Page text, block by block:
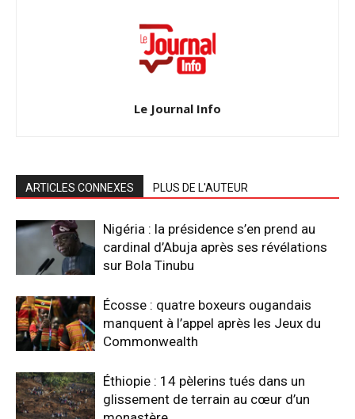
Le Journal Info
ARTICLES CONNEXES PLUS DE L'AUTEUR
Nigéria : la présidence s’en prend au
cardinal d’Abuja après ses révélations
sur Bola Tinubu
Écosse : quatre boxeurs ougandais
manquent à l’appel après les Jeux du
Commonwealth
Éthiopie : 14 pèlerins tués dans un
glissement de terrain au cœur d’un